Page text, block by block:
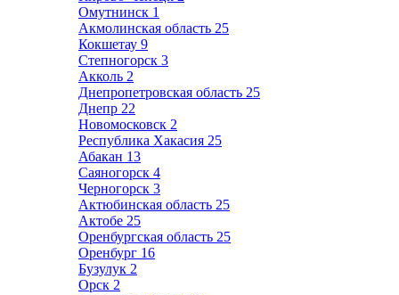
Омутнинск 1
Акмолинская область 25
Кокшетау 9
Степногорск 3
Акколь 2
Днепропетровская область 25
Днепр 22
Новомосковск 2
Республика Хакасия 25
Абакан 13
Саяногорск 4
Черногорск 3
Актюбинская область 25
Актобе 25
Оренбургская область 25
Оренбург 16
Бузулук 2
Орск 2